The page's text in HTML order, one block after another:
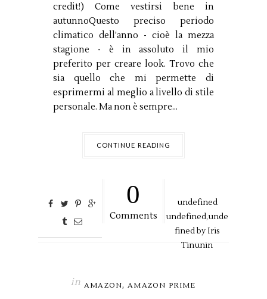
credit!) Come vestirsi bene in
autunnoQuesto preciso periodo
climatico dell’anno - cioè la mezza
stagione - è in assoluto il mio
preferito per creare look. Trovo che
sia quello che mi permette di
esprimermi al meglio a livello di stile
personale. Ma non è sempre...
CONTINUE READING
0
Comments
undefined
undefined,unde
fined byIris
Tinunin
in AMAZON,AMAZON PRIME